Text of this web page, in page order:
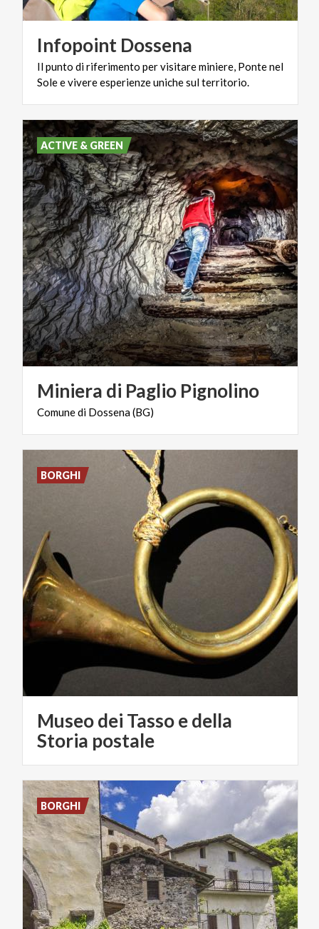
Infopoint Dossena
Ilpunto diriferimento pervisitareminiere, Pontenel
Soleevivereesperienzeunichesulterritorio.
Miniera di Paglio Pignolino
Comunedi Dossena(BG)
ACTIVE & GREEN
Museo dei Tasso e della
Storia postale
BORGHI
BORGHI